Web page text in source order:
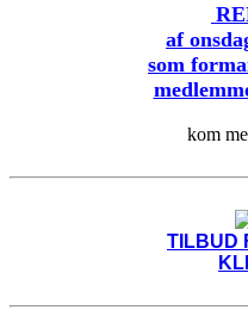
af
som
kom
TILBUD